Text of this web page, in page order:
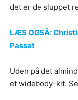
det er de sluppet
LÆS OGSÅ:
Passat
Uden på det
et widebody-kit.